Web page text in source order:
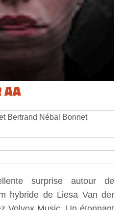
AA
Bertrand Nébal Bonnet
surprise autour de
hybride de Liesa Van der